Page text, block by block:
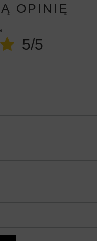
OPINIĘ
5/5